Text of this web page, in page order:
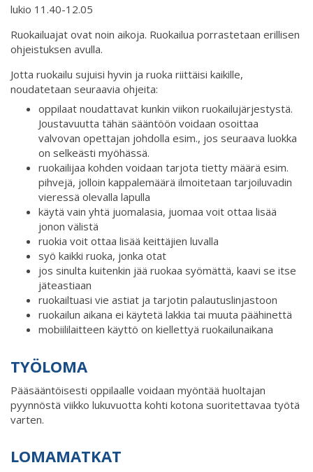
lukio 11.40-12.05
Ruokailuajat ovat noin aikoja. Ruokailua porrastetaan erillisen
ohjeistuksen avulla.
Jotta ruokailu sujuisi hyvin ja ruoka riittäisi kaikille,
noudatetaan seuraavia ohjeita:
oppilaat noudattavat kunkin viikon ruokailujärjestystä.
Joustavuutta tähän sääntöön voidaan osoittaa
valvovan opettajan johdolla esim., jos seuraava luokka
on selkeästi myöhässä.
ruokailijaa kohden voidaan tarjota tietty määrä esim.
pihvejä, jolloin kappalemäärä ilmoitetaan tarjoiluvadin
vieressä olevalla lapulla
käytä vain yhtä juomalasia, juomaa voit ottaa lisää
jonon välistä
ruokia voit ottaa lisää keittäjien luvalla
syö kaikki ruoka, jonka otat
jos sinulta kuitenkin jää ruokaa syömättä, kaavi se itse
jäteastiaan
ruokailtuasi vie astiat ja tarjotin palautuslinjastoon
ruokailun aikana ei käytetä lakkia tai muuta päähinettä
mobiililaitteen käyttö on kiellettyä ruokailunaikana
TYÖLOMA
Pääsääntöisesti oppilaalle voidaan myöntää huoltajan
pyynnöstä viikko lukuvuotta kohti kotona suoritettavaa työtä
varten.
LOMAMATKAT